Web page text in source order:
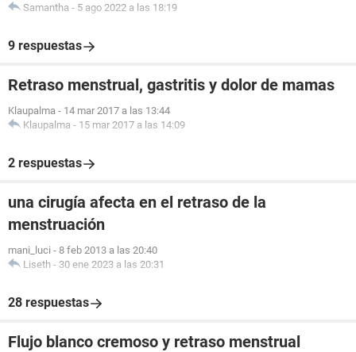
Samantha - 5 ago 2022 a las 18:19
9 respuestas
Retraso menstrual, gastritis y dolor de mamas
Klaupalma - 14 mar 2017 a las 13:44
Klaupalma - 15 mar 2017 a las 14:09
2 respuestas
una cirugía afecta en el retraso de la
menstruación
mani_luci - 8 feb 2013 a las 20:40
Liseth - 30 ene 2023 a las 20:31
28 respuestas
Flujo blanco cremoso y retraso menstrual